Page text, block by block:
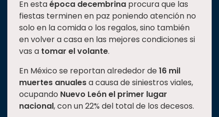
TEMAS
Oferta
educativa
Estudiantes
Investigación
En estaépoca decembrina procura que las
fiestas terminen en paz poniendo atención no
solo en la comida o los regalos, sino también
en volver a casa en las mejores condiciones si
vas a tomar el volante.
En México se reportan alrededor de16 mil
muertes anualesa causa de siniestros viales,
ocupando Nuevo León el primer lugar
nacional, con un 22% del total de los decesos.